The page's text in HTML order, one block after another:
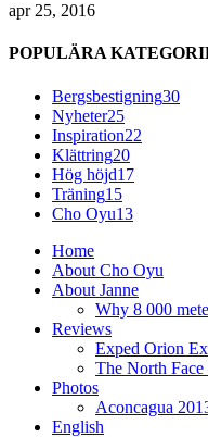
apr 25, 2016
POPULÄRA
Bergsbestigning30
Nyheter25
Inspiration22
Klättring20
Hög höjd17
Träning15
Cho Oyu13
Home
About Cho Oyu
About Janne
Why 8 000
Reviews
Exped Orion
The North
Photos
Aconcagua
English